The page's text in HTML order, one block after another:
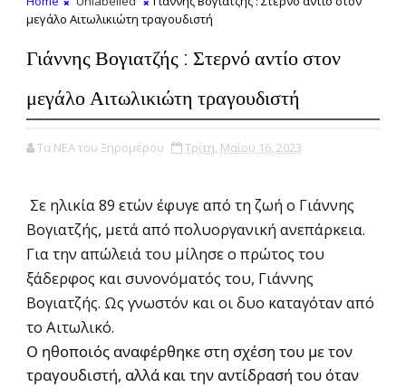
μεγάλο Αιτωλικιώτη τραγουδιστή
Γιάννης Βογιατζής : Στερνό αντίο στον
μεγάλο Αιτωλικιώτη τραγουδιστή
Τα ΝΕΑ του Ξηρομέρου Τρίτη, Μαΐου 16, 2023
Σε ηλικία 89 ετών έφυγε από τη ζωή ο Γιάννης
Βογιατζής, μετά από πολυοργανική ανεπάρκεια.
Για την απώλειά του μίλησε ο πρώτος του
ξάδερφος και συνονόματός του, Γιάννης
Βογιατζής. Ως γνωστόν και οι δυο καταγόταν από
το Αιτωλικό.
Ο ηθοποιός αναφέρθηκε στη σχέση του με τον
τραγουδιστή, αλλά και την αντίδρασή του όταν